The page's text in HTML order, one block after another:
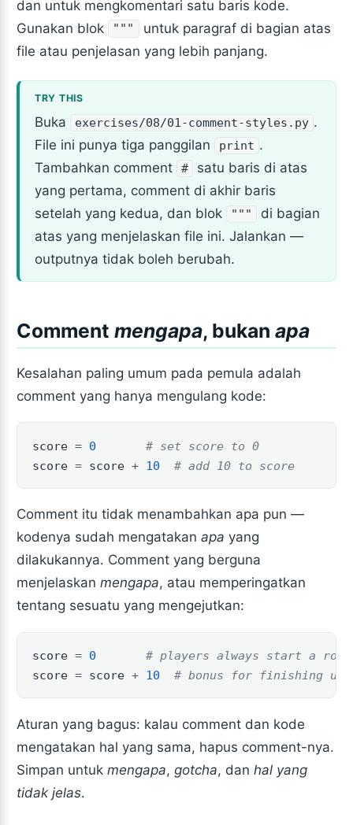
dan untuk mengkomentari satu baris kode.
Gunakan blok
"""
untuk paragraf di bagian atas
file atau penjelasan yang lebih panjang.
Buka exercises/08/01-comment-styles.py .
File ini punya tiga panggilan
print .
Tambahkan comment
#
satu baris di atas
yang pertama, comment di akhir baris
setelah yang kedua, dan blok
"""
di bagian
atas yang menjelaskan file ini. Jalankan —
outputnya tidak boleh berubah.
Commentmengapa, bukanapa
Kesalahan paling umum pada pemula adalah
comment yang hanya mengulang kode:
score = 0
# set score to 0
score = score + 10 # add 10 to score
Comment itu tidak menambahkan apa pun —
kodenya sudah mengatakanapa yang
dilakukannya. Comment yang berguna
menjelaskanmengapa, atau memperingatkan
tentang sesuatu yang mengejutkan:
score = 0
# players always start a
score = score + 10 # bonus for finishing
Aturan yang bagus: kalau comment dan kode
mengatakan hal yang sama, hapus comment-nya.
Simpan untukmengapa,gotcha, danhal yang
tidak jelas.